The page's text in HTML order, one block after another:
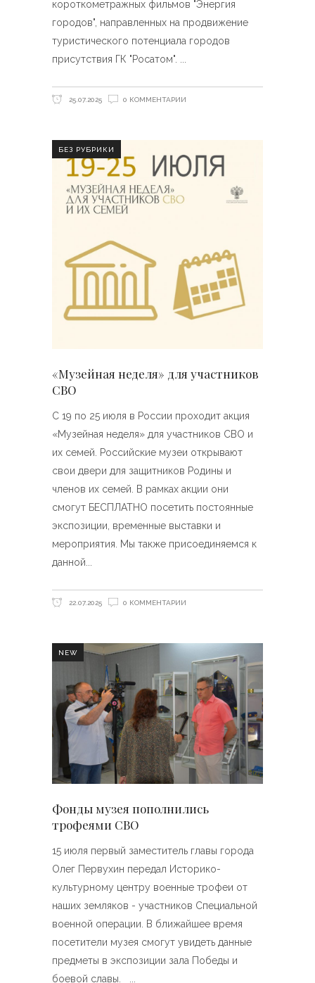
короткометражных фильмов "Энергия
городов", направленных на продвижение
туристического потенциала городов
присутствия ГК "Росатом".
25.07.2025 0 КОММЕНТАРИИ
БЕЗ РУБРИКИ
«Музейная неделя» для участников
СВО
С 19 по 25 июля в России проходит акция
«Музейная неделя» для участников СВО и
их семей. Российские музеи открывают
свои двери для защитников Родины и
членов их семей. В рамках акции они
смогут БЕСПЛАТНО посетить постоянные
экспозиции, временные выставки и
мероприятия. Мы также присоединяемся к
данной
22.07.2025 0 КОММЕНТАРИИ
NEW
Фонды музея пополнились
трофеями СВО
15 июля первый заместитель главы города
Олег Первухин передал Историко-
культурному центру военные трофеи от
наших земляков - участников Специальной
военной операции. В ближайшее время
посетители музея смогут увидеть данные
предметы в экспозиции зала Победы и
боевой славы.